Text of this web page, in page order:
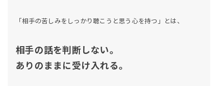
「相手の苦しみをしっかり聴こうと思う心を持つ」とは、
相手の話を判断しない。
ありのままに受け入れる。